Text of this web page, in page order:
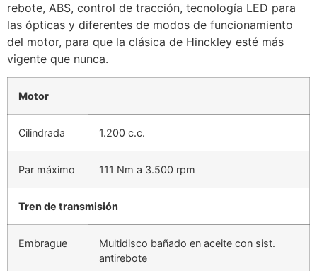
rebote, ABS, control de tracción, tecnología LED para
las ópticas y diferentes de modos de funcionamiento
del motor, para que la clásica de Hinckley esté más
vigente que nunca.
Motor
Cilindrada 1.200 c.c.
Par máximo 111 Nm a 3.500 rpm
Tren de transmisión
Embrague
Multidisco bañado en aceite con sist.
antirebote